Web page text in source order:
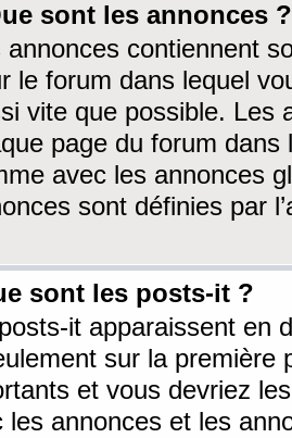
sont les annonces ?
annonces contiennent
le forum dans lequel
vite que possible. Les
page du forum dans
avec les annonces
sont définies par
sont les posts-it ?
it apparaissent en
sur la première
et vous devriez
les annonces et les